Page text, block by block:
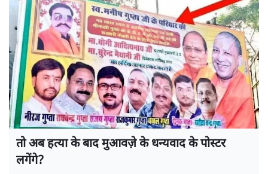
तो अब हत्या के बाद मुआवज़े के धन्यवाद के पोस्टर
लगेंगे?